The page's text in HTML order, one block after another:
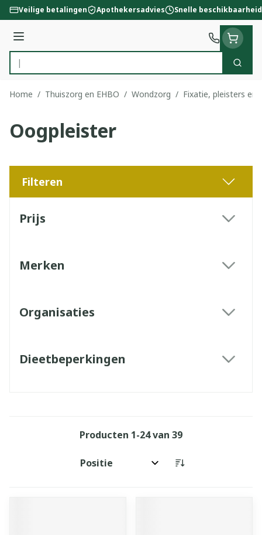
Ga naar de inhoud
Veilige betalingen Apothekersadvies Snelle beschikbaarheid
Menu
Product, merk, categorie...
Zoek
Home / Thuiszorg en EHBO / Wondzorg / Fixatie, pleisters en
Oogpleister
Filteren
Prijs
Merken
Organisaties
Dieetbeperkingen
Producten 1-24van 39
Sorteer op: